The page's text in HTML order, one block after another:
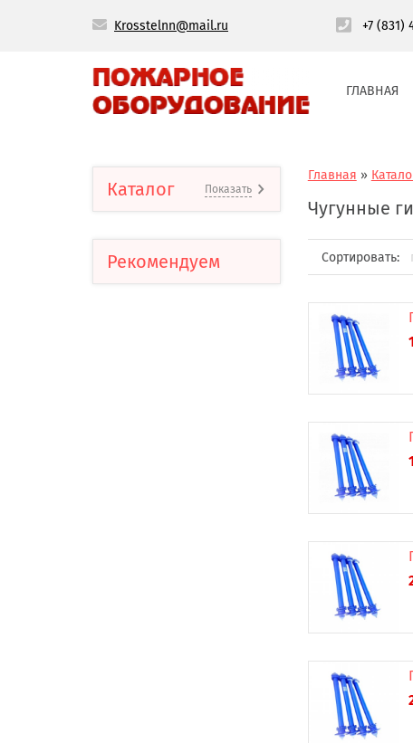
Krosstelnn@mail.ru +7 (831)
ГЛАВНАЯ
Каталог Показать
Рекомендуем
Главная »
Чугунные
Сортировать: